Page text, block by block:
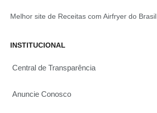
Melhor site de Receitas com Airfryer do Brasil
INSTITUCIONAL
Central de Transparência
Anuncie Conosco